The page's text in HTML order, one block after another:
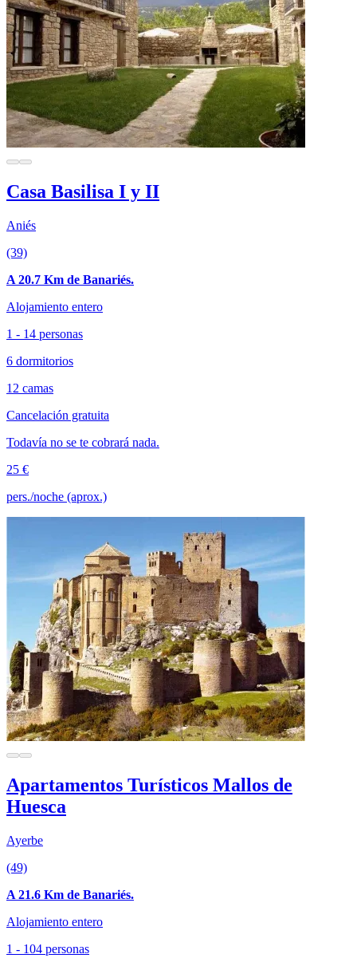
Casa Basilisa I y II
Aniés
(39)
A 20.7 Km de Banariés.
Alojamiento entero
1 - 14 personas
6 dormitorios
12 camas
Cancelación gratuita
Todavía no se te cobrará nada.
25 €
pers./noche (aprox.)
Apartamentos Turísticos Mallos de
Huesca
Ayerbe
(49)
A 21.6 Km de Banariés.
Alojamiento entero
1 - 104 personas